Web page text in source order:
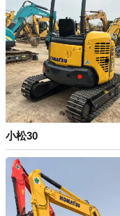
小松30